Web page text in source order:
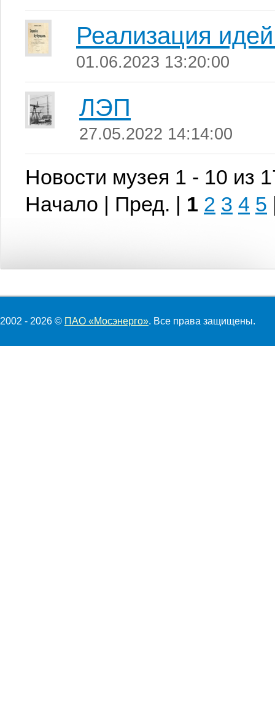
Реализация
01.06.2023 13:20:00
ЛЭП
27.05.2022 14:14:00
Новости музея 1 - 10 из
Начало | Пред. | 1 2 3 4 5
2002 - 2026 © ПАО «Мосэнерго». Все права защищены.